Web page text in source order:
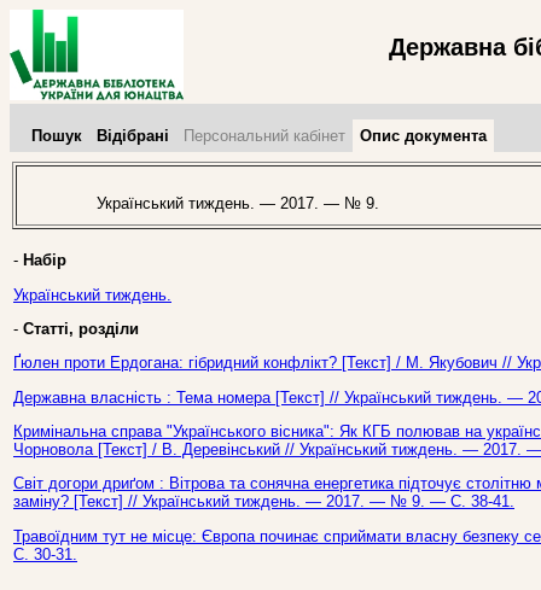
Державна
Пошук Відібрані Персональний кабінет Опис документа
Український тиждень. — 2017. — № 9.
- Набір
Український тиждень.
- Статті, розділи
Ґюлен проти Ердогана: гібридний конфлікт? [Текст] / М. Якубович
Державна власність : Тема номера [Текст] // Український тиждень.
Кримінальна справа "Українського вісника": Як КГБ полював на
Чорновола [Текст] / В. Деревінський // Український тиждень. —
Світ догори дриґом : Вітрова та сонячна енергетика підточує
заміну? [Текст] // Український тиждень. — 2017. — № 9. — С. 38-41.
Травоїдним тут не місце: Європа починає сприймати власну
С. 30-31.